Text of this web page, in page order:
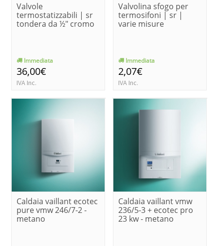
Valvole
termostatizzabili | sr
tondera da ½" cromo
Immediata
36,00€
IVA Inc.
Valvolina sfogo per
termosifoni | sr |
varie misure
Immediata
2,07€
IVA Inc.
Caldaia vaillant ecotec
pure vmw 246/7-2 -
metano
Caldaia vaillant vmw
236/5-3 + ecotec pro
23 kw - metano